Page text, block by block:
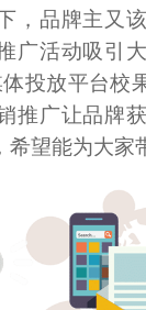
，品牌主又
广活动吸引
投放平台校
推广让品牌
望能为大家